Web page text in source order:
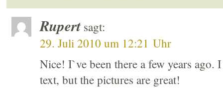
Rupert sagt:
29. Juli 2010 um 12:21 Uhr
Nice! I`ve been there a few years ago.
text, but the pictures are great!